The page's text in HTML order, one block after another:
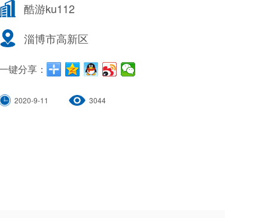
酷游ku112
淄博市高新区
键分享：
2020-9-11 3044